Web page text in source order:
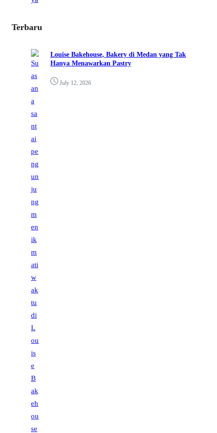
Terbaru
Louise Bakehouse, Bakery di Medan yang Tak
Hanya Menawarkan Pastry
July 12, 2026